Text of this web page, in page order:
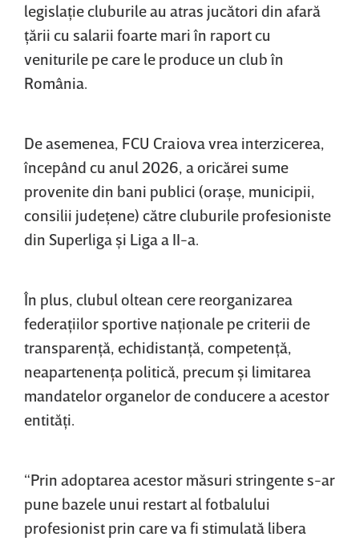
legislaţie cluburile au atras jucători din afară
ţării cu salarii foarte mari în raport cu
veniturile pe care le produce un club în
România.
De asemenea, FCU Craiova vrea interzicerea,
începând cu anul 2026, a oricărei sume
provenite din bani publici (oraşe, municipii,
consilii judeţene) către cluburile profesioniste
din Superliga şi Liga a II-a.
În plus, clubul oltean cere reorganizarea
federaţiilor sportive naţionale pe criterii de
transparenţă, echidistanţă, competenţă,
neapartenenţa politică, precum şi limitarea
mandatelor organelor de conducere a acestor
entităţi.
“Prin adoptarea acestor măsuri stringente s-ar
pune bazele unui restart al fotbalului
profesionist prin care va fi stimulată libera